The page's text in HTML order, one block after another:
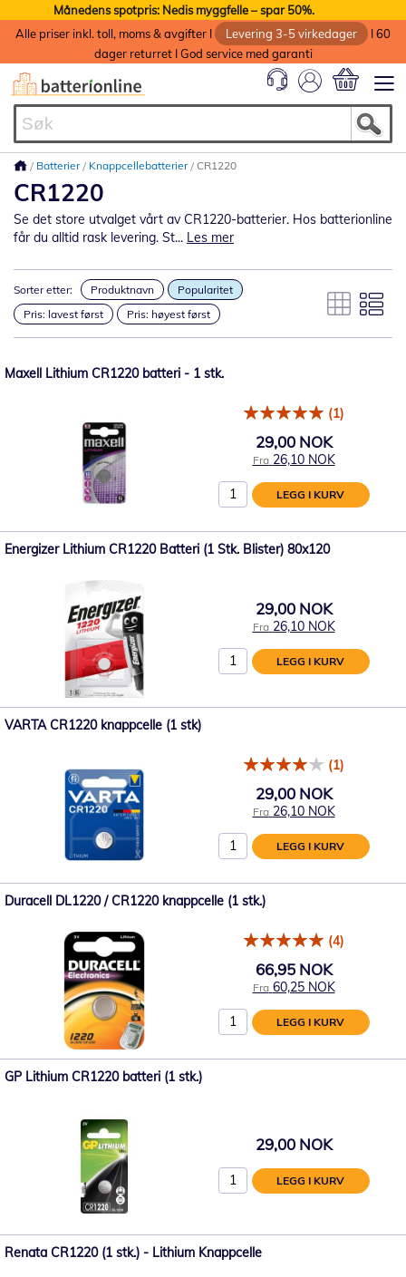
Månedens spotpris: Nedis myggfelle – spar 50%.
Alle priser inkl. toll, moms & avgifter I
Levering 3-5 virkedager
I 60
dager returret I God service med garanti
Batterier Knappcellebatterier CR1220
CR1220
Se det store utvalget vårt av CR1220-batterier. Hos batterionline
får du alltid rask levering. St... Les mer
Sorter etter: Produktnavn
Popularitet
Pris: lavest først
Pris: høyest først
Maxell Lithium CR1220 batteri - 1 stk.
(1)
29,00 NOK
Fra 26,10 NOK
LEGG I KURV
Energizer Lithium CR1220 Batteri (1 Stk. Blister) 80x120
29,00 NOK
Fra 26,10 NOK
LEGG I KURV
VARTA CR1220 knappcelle (1 stk)
(1)
29,00 NOK
Fra 26,10 NOK
LEGG I KURV
Duracell DL1220 / CR1220 knappcelle (1 stk.)
(4)
66,95 NOK
Fra 60,25 NOK
LEGG I KURV
GP Lithium CR1220 batteri (1 stk.)
29,00 NOK
LEGG I KURV
Renata CR1220 (1 stk.) - Lithium Knappcelle